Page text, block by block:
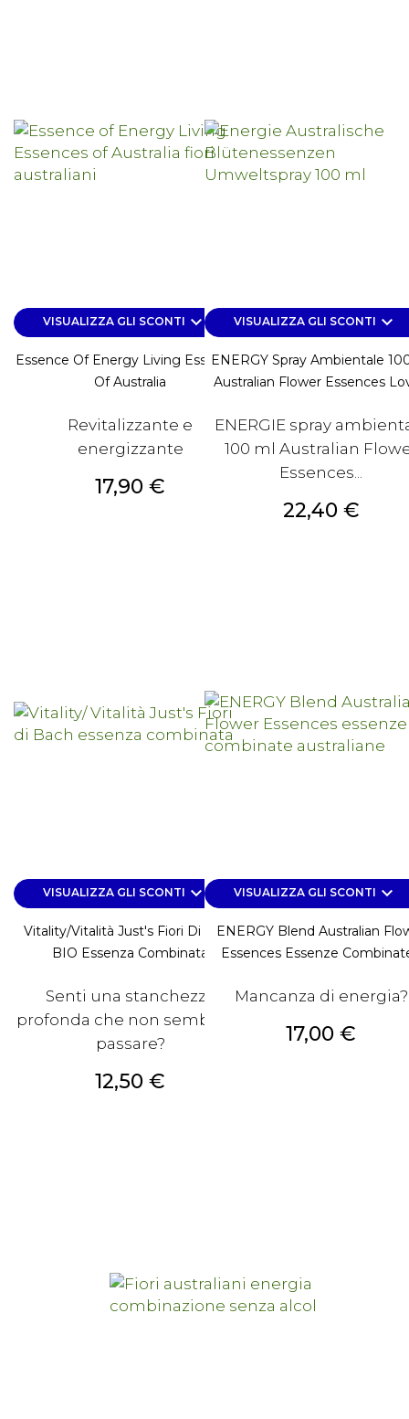
VISUALIZZA GLI SCONTI keyboard_arrow_down
Essence Of Energy Living Essences
Of Australia
Revitalizzante e
energizzante
Prezzo
17,90 €
VISUALIZZA GLI SCONTI keyboard_arrow_down
ENERGY Spray Ambientale
Australian Flower Essences
ENERGIE spray
100 ml Australian
Essences...
Prezzo
22,40 €
VISUALIZZA GLI SCONTI keyboard_arrow_down
Vitality/Vitalità Just's Fiori Di Bach
BIO Essenza Combinata
Senti una stanchezza
profonda che non sembra di
passare?
Prezzo
12,50 €
VISUALIZZA GLI SCONTI keyboard_arrow_down
ENERGY Blend Australian
Essences Essenze
Mancanza di energia?
Prezzo
17,00 €